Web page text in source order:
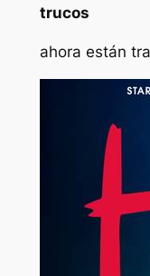
trucos
ahora están